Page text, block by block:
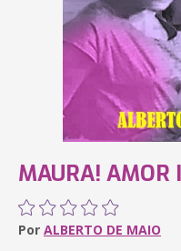
MAURA! AMOR
Por ALBERTO DE MAIO